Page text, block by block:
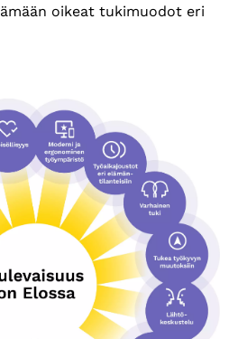
oikeat tukimuodot eri